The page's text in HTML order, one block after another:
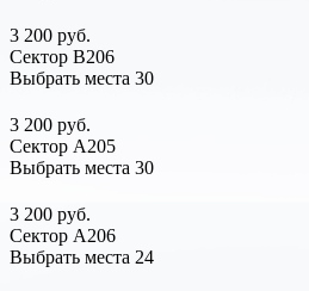
3 200 руб.
Сектор В206
Выбрать места 30
3 200 руб.
Сектор А205
Выбрать места 30
3 200 руб.
Сектор А206
Выбрать места 24